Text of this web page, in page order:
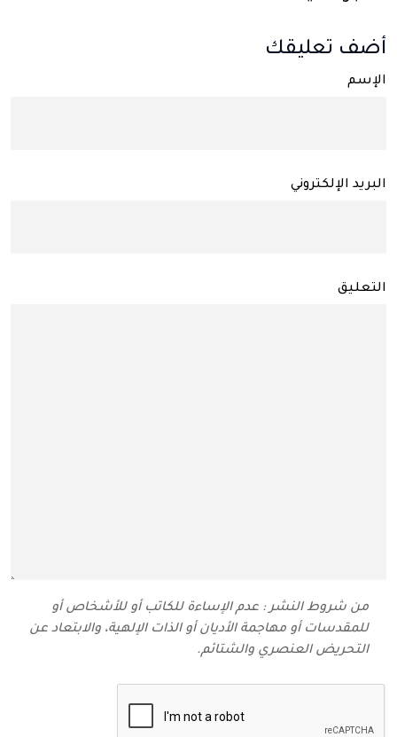
أضف تعليقك
الإسم
البريد الإلكتروني
التعليق
من شروط النشر : عدم الإساءة للكاتب أو للأشخاص أو
للمقدسات أو مهاجمة الأديان أو الذات الإلهية، والابتعاد عن
التحريض العنصري والشتائم‬.